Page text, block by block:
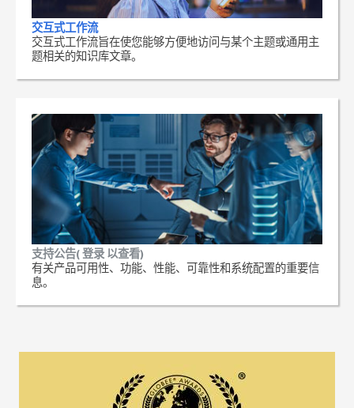
交互式工作流
交互式工作流旨在使您能够方便地访问与某个主题或通用主
题相关的知识库文章。
支持公告( 登录 以查看)
有关产品可用性、功能、性能、可靠性和系统配置的重要信
息。